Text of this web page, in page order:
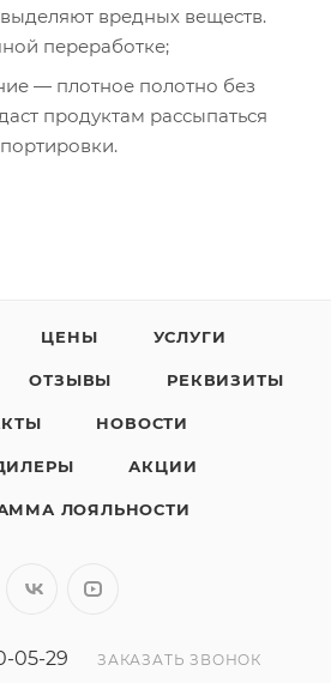
вредных веществ.
переработке;
— плотное полотно без
продуктам рассыпаться
ЦЕНЫ УСЛУГИ
ОТЗЫВЫ РЕКВИЗИТЫ
НОВОСТИ
АКЦИИ
ЛОЯЛЬНОСТИ
05-29 ЗАКАЗАТЬ ЗВОНОК